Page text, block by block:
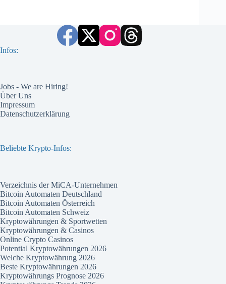
Infos:
Jobs - We are Hiring!
Über Uns
Impressum
Datenschutzerklärung
Beliebte Krypto-Infos:
Verzeichnis der MiCA-Unternehmen
Bitcoin Automaten Deutschland
Bitcoin Automaten Österreich
Bitcoin Automaten Schweiz
Kryptowährungen & Sportwetten
Kryptowährungen & Casinos
Online Crypto Casinos
Potential Kryptowährungen 2026
Welche Kryptowährung 2026
Beste Kryptowährungen 2026
Kryptowährungs Prognose 2026